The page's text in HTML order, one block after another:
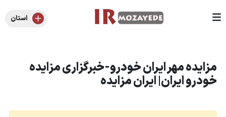
استان
مزایده مهر ایران خودرو-خبرگزاری مزایده
خودرو ایران| ایران مزایده